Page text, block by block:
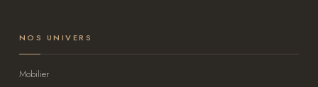
NOS UNIVERS
Mobilier